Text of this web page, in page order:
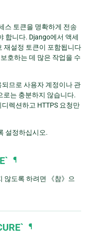
스 토큰을 명확하게 전송
합니다. Django에서 액세
재설정 토큰이 포함됩니다
호하는 데 많은 작업을 수
되므로 사용자 계정이나 관
로는 충분하지 않습니다.
렉션하고 HTTPS 요청만
설정하십시오.
¶
않도록 하려면 《참》으
¶